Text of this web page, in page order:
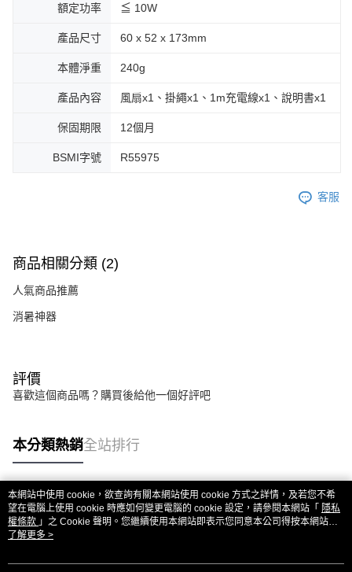
額定功率 ≦ 10W
產品尺寸 60 x 52 x 173mm
本體淨重 240g
產品內容 風扇x1、掛繩x1、1m充電線x1、說明書x1
保固期限 12個月
BSMI字號 R55975
客服
商品相關分類 (2)
人氣商品推薦
消暑神器
評價
喜歡這個商品嗎？購買後給他一個好評吧
本分類熱銷全站排行
熱門標籤
本網站中使用 cookie，欲查詢有關本網站使用 cookie 方式之詳情，及若您不希
望在電腦上使用 cookie 時應如何變更電腦的 cookie 設定，請參閱本網站「 隱私
權條款 」之 Cookie 聲明。您繼續使用本網站即表示您同意本公司得按本網站使
用條款之 Cookie 聲明使用 cookie。
了解更多 >